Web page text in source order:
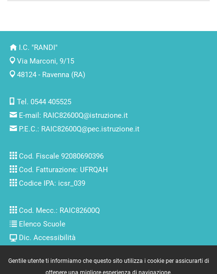
I.C. "RANDI"
Via Marconi, 9/15
48124 - Ravenna (RA)
Tel. 0544 405525
E-mail: RAIC82600Q@istruzione.it
P.E.C.: RAIC82600Q@pec.istruzione.it
Cod. Fiscale 92080690396
Cod. Fatturazione: UFRQAH
Codice IPA: icsr_039
Cod. Mecc.: RAIC82600Q
Elenco Scuole
Dic. Accessibilità
Gentile utente ti informiamo che questo sito utilizza i cookie per assicurarti di
ottenere una migliore esperienza di navigazione.